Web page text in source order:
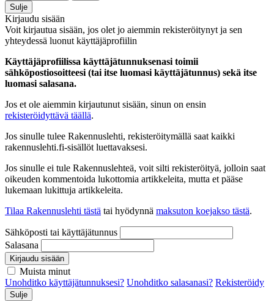
Sulje
Kirjaudu sisään
Voit kirjautua sisään, jos olet jo aiemmin rekisteröitynyt ja sen
yhteydessä luonut käyttäjäprofiilin
Käyttäjäprofiilissa käyttäjätunnuksenasi toimii
sähköpostiosoitteesi (tai itse luomasi käyttäjätunnus) sekä itse
luomasi salasana.
Jos et ole aiemmin kirjautunut sisään, sinun on ensin
rekisteröidyttävä täällä.
Jos sinulle tulee Rakennuslehti, rekisteröitymällä saat kaikki
rakennuslehti.fi-sisällöt luettavaksesi.
Jos sinulle ei tule Rakennuslehteä, voit silti rekisteröityä, jolloin saat
oikeuden kommentoida lukottomia artikkeleita, mutta et pääse
lukemaan lukittuja artikkeleita.
Tilaa Rakennuslehti tästä tai hyödynnä maksuton koejakso tästä.
Sähköposti tai käyttäjätunnus
Salasana
Kirjaudu sisään
Muista minut
Unohditko käyttäjätunnuksesi? Unohditko salasanasi? Rekisteröidy
Sulje